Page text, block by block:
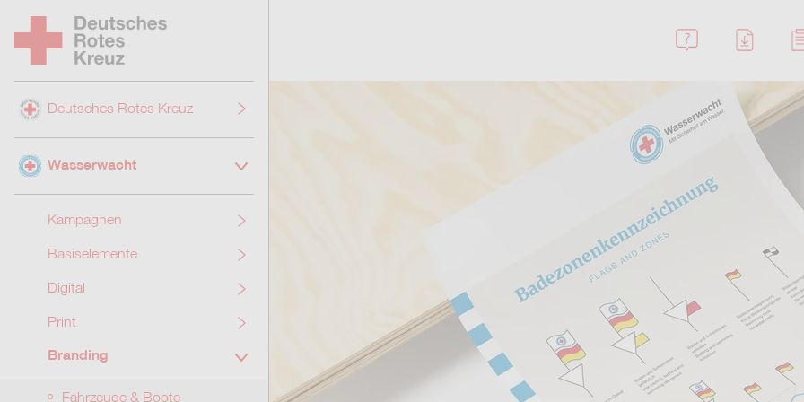
Zum Hauptinhalt springen
Zum Hauptmenü springen
Deutsches Rotes Kreuz
Wasserwacht
Kampagnen
Basiselemente
Digital
Print
Branding
Fahrzeuge & Boote